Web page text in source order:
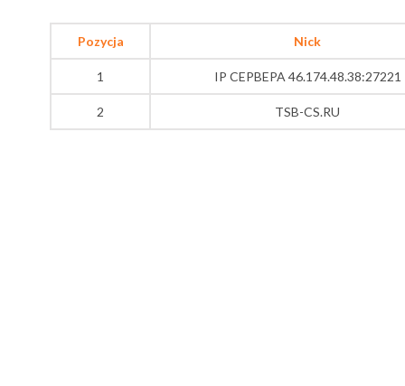
Pozycja Nick
1 IP CEPBEPA 46.174.48.38:27221
2 TSB-CS.RU